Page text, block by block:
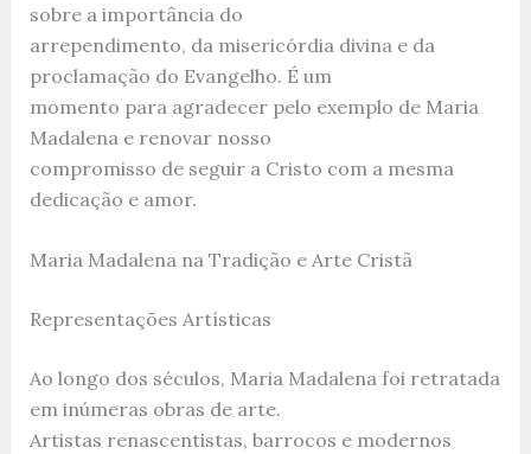
sobre a importância do
arrependimento, da misericórdia divina e da
proclamação do Evangelho. É um
momento para agradecer pelo exemplo de Maria
Madalena e renovar nosso
compromisso de seguir a Cristo com a mesma
dedicação e amor.
Maria Madalena na Tradição e Arte Cristã
Representações Artísticas
Ao longo dos séculos, Maria Madalena foi retratada
em inúmeras obras de arte.
Artistas renascentistas, barrocos e modernos